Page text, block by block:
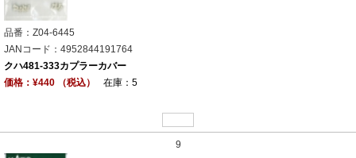
品番：Z04-6445
JANコード：4952844191764
クハ481-333カプラーカバー
価格：¥440 （税込）
在庫：5
9